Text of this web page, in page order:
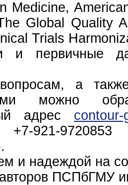
Medicine,
Global Quality
Trials
и первичные
а
можно
адрес contour-
+7-921-
и надеждой на
авторов ПСПбГМУ